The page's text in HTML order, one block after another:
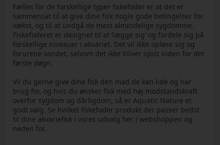
Fælles for de forskellige typer fiskefoder er at det er
sammensat til at give dine fisk nogle gode betingelser for
vækst, og til at undgå de mest almindelige sygdomme.
Fiskefoderet er designet til at ‘lægge sig’ og fordele sig på
forskellige niveauer i akvariet. Det vil ikke opløse sig og
forurene vandet, selvom det ikke bliver spist inden for det
første døgn.
Vil du gerne give dine fisk den mad de kan lide og har
brug for, og hvis du ønsker fisk med høj modstandskraft
overfor sygdom og dårligdom, så er Aquatic Nature et
godt valg. Se hvilket fiskefoder produkt der passer bedst
til dine akvariefisk i vores udvalg her i webshoppen og
neden for.